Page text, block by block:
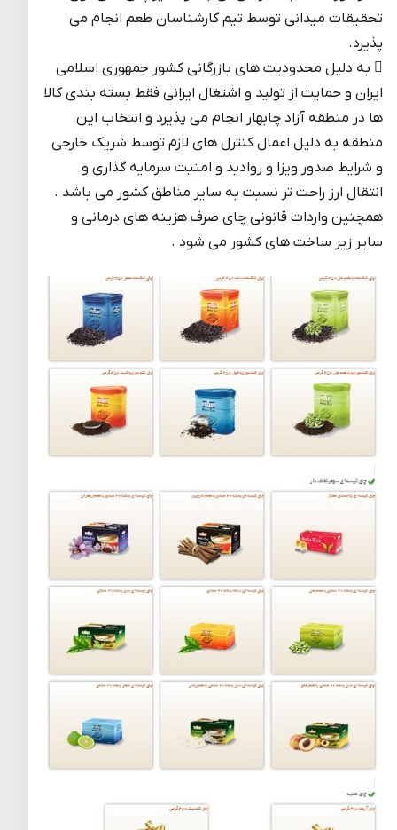
تحقیقات میدانی توسط تیم کارشناسان طعم انجام می
پذیرد.
 به دلیل محدودیت های بازرگانی کشور جمهوری اسلامی
ایران و حمایت از تولید و اشتغال ایرانی فقط بسته بندی کالا
ها در منطقه آزاد چابهار انجام می پذیرد و انتخاب این
منطقه به دلیل اعمال کنترل های لازم توسط شریک خارجی
و شرایط صدور ویزا و روادید و امنیت سرمایه گذاری و
انتقال ارز راحت تر نسبت به سایر مناطق کشور می باشد .
همچنین واردات قانونی چای صرف هزینه های درمانی و
سایر زیر ساخت های کشور می شود .